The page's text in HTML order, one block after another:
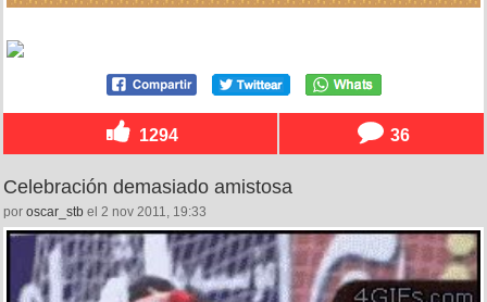
1294 36
Celebración demasiado amistosa
por oscar_stb el 2 nov 2011, 19:33